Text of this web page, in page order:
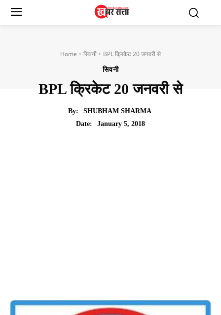
Home सिवनी BPL क्रिकेट 20 जनवरी से
सिवनी
BPL क्रिकेट 20 जनवरी से
By:
SHUBHAM SHARMA
Date:
January 5, 2018